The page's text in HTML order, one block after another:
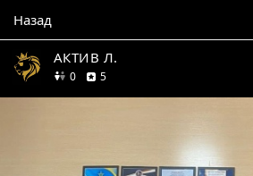
Назад
АКТИВ Л.
0друзей
5отзывов